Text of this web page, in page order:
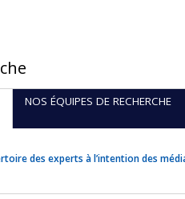
NOS ÉQUIPES DE RECHERCHE
des experts à l’intention des